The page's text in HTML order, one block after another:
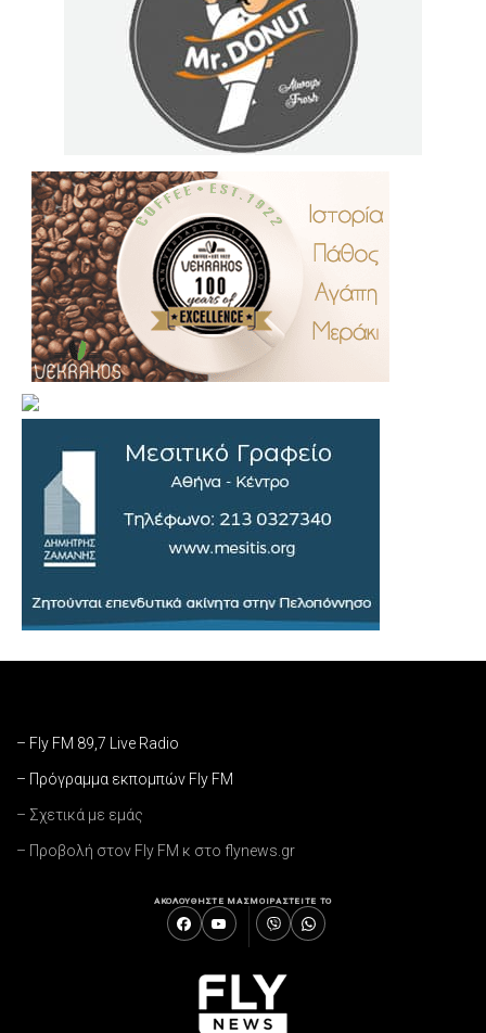
– Fly FM 89,7 Live Radio
– Πρόγραμμα εκπομπών Fly FM
– Σχετικά με εμάς
– Προβολή στον Fly FM κ στο flynews.gr
ΑΚΟΛΟΥΘΗΣΤΕ ΜΑΣΜΟΙΡΑΣΤΕΙΤΕ ΤΟ